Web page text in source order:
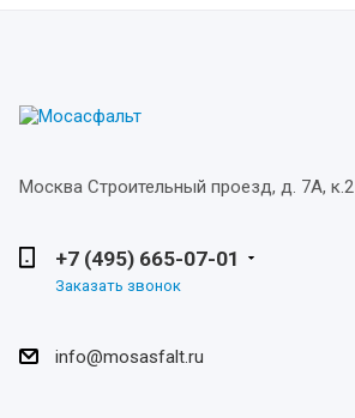
Москва Строительный проезд, д. 7А, к.2
+7 (495) 665-07-01
Заказать звонок
info@mosasfalt.ru